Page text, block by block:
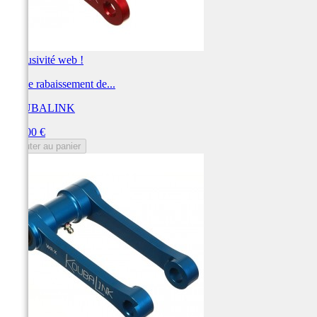
Exclusivité web !
Kit de rabaissement de...
KOUBALINK
250,00 €
Ajouter au panier